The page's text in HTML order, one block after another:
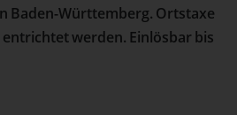
Baden-Württemberg. Ortstaxe
werden. Einlösbar bis